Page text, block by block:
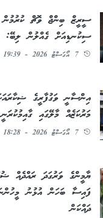
ސީރީޒް ބިންޖް ވޮޗް
ސިކުނޑިއަށް ގެއްލުން
7 އޯގަސްޓު 2026 - 19:39
އިންސާނީ ވަގުފާރީގެ
މަރުކަޒެއް މާލޭގައި ގާއިމުކުރަނީ
7 އޯގަސްޓު 2026 - 18:28
ޔާމީންގެ ވަރުގަދަ ރައްދެއް
ފައިސާ ބަހަން އުޅުނު
ދައްކަން